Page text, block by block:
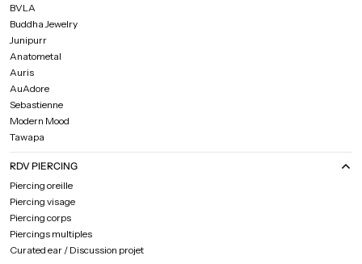
BVLA
Buddha Jewelry
Junipurr
Anatometal
Auris
AuAdore
Sebastienne
Modern Mood
Tawapa
RDV PIERCING
Piercing oreille
Piercing visage
Piercing corps
Piercings multiples
Curated ear / Discussion projet